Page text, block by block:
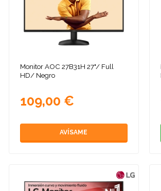
Monitor AOC 27B31H 27"/ Full
HD/ Negro
109,00 €
AVÍSAME